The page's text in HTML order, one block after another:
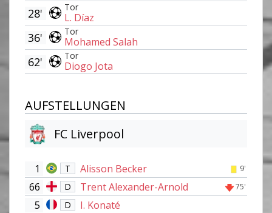
Tor
L. Díaz
28'
Tor
Mohamed Salah
36'
Tor
Diogo Jota
62'
AUFSTELLUNGEN
FC Liverpool
1 T Alisson Becker 9'
66 D Trent Alexander-Arnold 75'
5 D
I. Konaté